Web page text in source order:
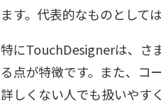
ます。代表的なものとして
特にTouchDesignerは、さ
る点が特徴です。また、コ
詳しくない人でも扱いやす